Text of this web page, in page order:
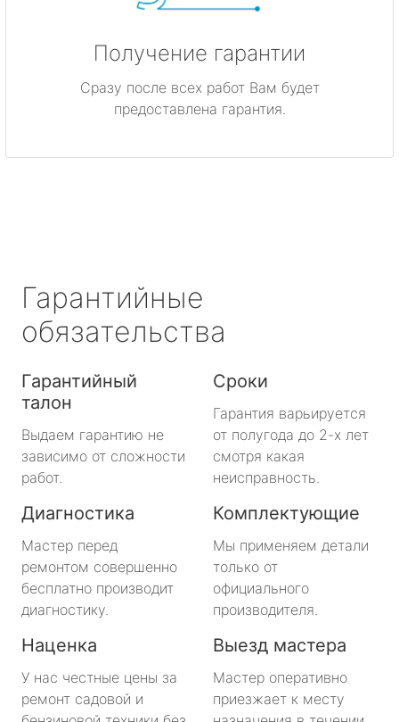
Получение гарантии
Сразу после всех работ Вам будет
предоставлена гарантия.
Гарантийные
обязательства
Гарантийный
талон
Выдаем гарантию не
зависимо от сложности
работ.
Сроки
Гарантия варьируется
от полугода до 2-х лет
смотря какая
неисправность.
Диагностика
Мастер перед
ремонтом совершенно
бесплатно производит
диагностику.
Комплектующие
Мы применяем детали
только от
официального
производителя.
Наценка
У нас честные цены за
ремонт садовой и
Выезд мастера
Мастер оперативно
приезжает к месту